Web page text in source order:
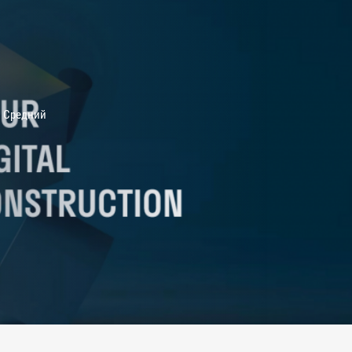
Средний